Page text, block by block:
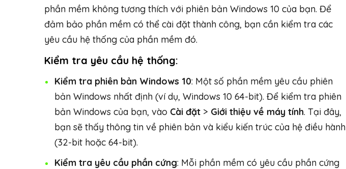
phần mềm không tương thích với phiên bản Windows 10 của bạn. Để
đảm bảo phần mềm có thể cài đặt thành công, bạn cần kiểm tra các
yêu cầu hệ thống của phần mềm đó.
Kiểm tra yêu cầu hệ thống:
Kiểm tra phiên bản Windows 10: Một số phần mềm yêu cầu phiên
bản Windows nhất định (ví dụ, Windows 10 64-bit). Để kiểm tra phiên
bản Windows của bạn, vào Cài đặt > Giới thiệu về máy tính. Tại đây,
bạn sẽ thấy thông tin về phiên bản và kiểu kiến trúc của hệ điều hành
(32-bit hoặc 64-bit).
Kiểm tra yêu cầu phần cứng: Mỗi phần mềm có yêu cầu phần cứng